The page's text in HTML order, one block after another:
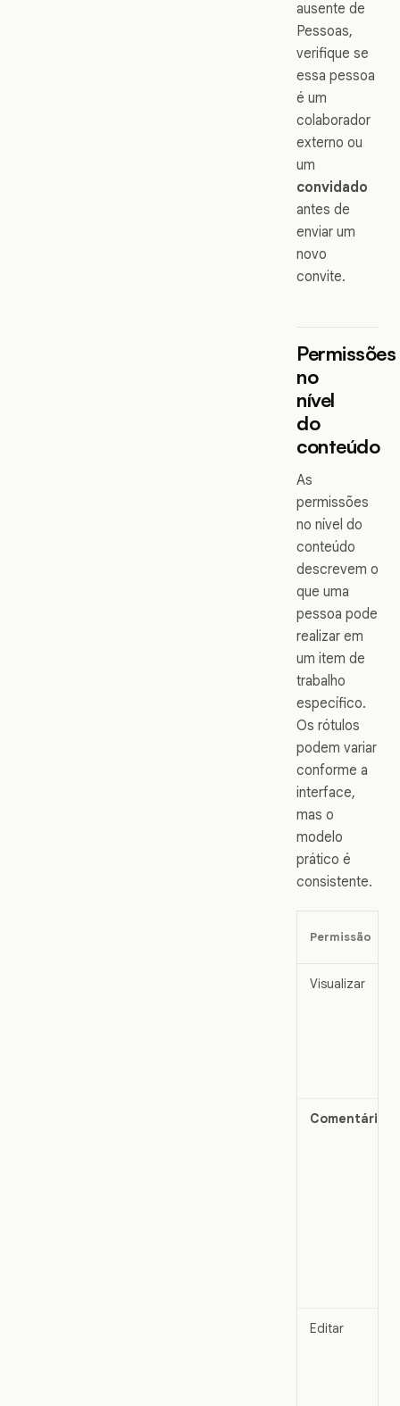
ausente de
Pessoas,
verifique se
essa pessoa
é um
colaborador
externo ou
um
convidado
antes de
enviar um
novo
convite.
Permissões
no
nível
do
conteúdo
As
permissões
no nível do
conteúdo
descrevem o
que uma
pessoa pode
realizar em
um item de
trabalho
específico.
Os rótulos
podem variar
conforme a
interface,
mas o
modelo
prático é
consistente.
Permissão
Visualizar
Comentário
Editar